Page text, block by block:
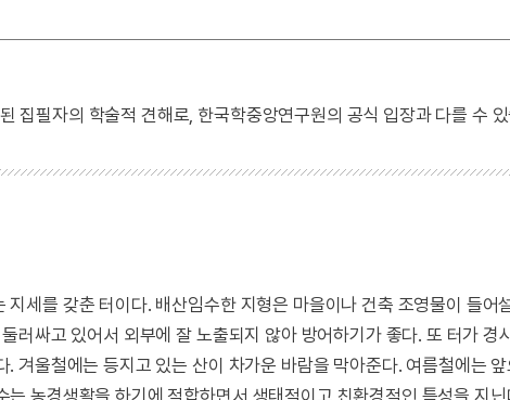
집필자의 학술적 견해로, 한국학중앙연구원의 공식 입장과 다를 수
세를 갖춘 터이다. 배산임수한 지형은 마을이나 건축 조영물이 들어
러싸고 있어서 외부에 잘 노출되지 않아 방어하기가 좋다. 또 터가 경
겨울철에는 등지고 있는 산이 차가운 바람을 막아준다. 여름철에는